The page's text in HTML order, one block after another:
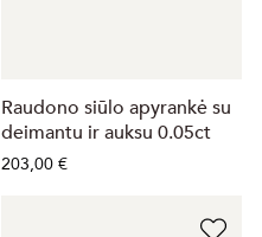
Raudono siūlo apyrankė su
deimantu ir auksu 0.05ct
203,00 €